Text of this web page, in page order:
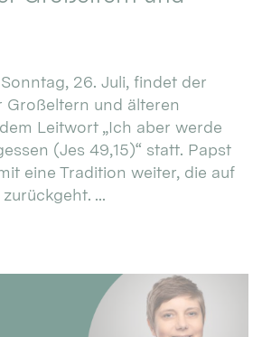
26. Juli, findet der
Großeltern und älteren
Leitwort „Ich aber werde
(Jes 49,15)“ statt. Papst
eine Tradition weiter, die auf
...